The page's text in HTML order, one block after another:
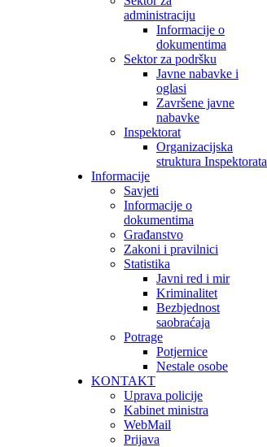
administraciju
Informacije o
dokumentima
Sektor za podršku
Javne nabavke i
oglasi
Završene javne
nabavke
Inspektorat
Organizacijska
struktura Inspektorata
Informacije
Savjeti
Informacije o
dokumentima
Građanstvo
Zakoni i pravilnici
Statistika
Javni red i mir
Kriminalitet
Bezbjednost
saobraćaja
Potrage
Potjernice
Nestale osobe
KONTAKT
Uprava policije
Kabinet ministra
WebMail
Prijava